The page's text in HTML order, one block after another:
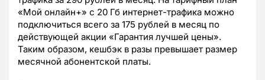
«Мой онлайн+» с 20 Гб интернет-трафика можно
подключиться всего за 175 рублей в месяц по
действующей акции «Гарантия лучшей цены».
Таким образом, кешбэк в разы превышает размер
месячной абонентской платы.